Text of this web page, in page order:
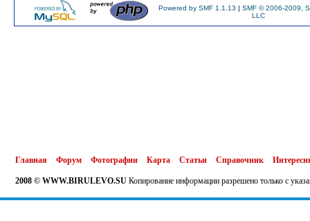
Powered by SMF 1.1.13 | SMF © 2006-2009,
LLC
Главная Форум Фотографии Карта Статьи Справочник
2008 © WWW.BIRULEVO.SU Копирование информации разрешено только с